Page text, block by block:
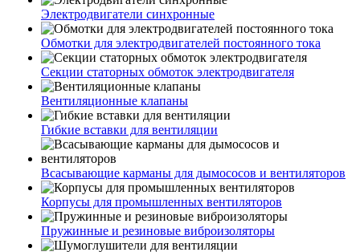
Электродвигатели синхронные
Обмотки для электродвигателей постоянного тока
Секции статорных обмоток электродвигателя
Вентиляционные клапаны
Гибкие вставки для вентиляции
Всасывающие карманы для дымососов и вентиляторов
Корпусы для промышленных вентиляторов
Пружинные и резиновые виброизоляторы